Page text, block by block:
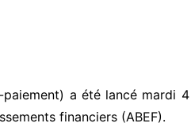
a été lancé mardi
financiers (ABEF).